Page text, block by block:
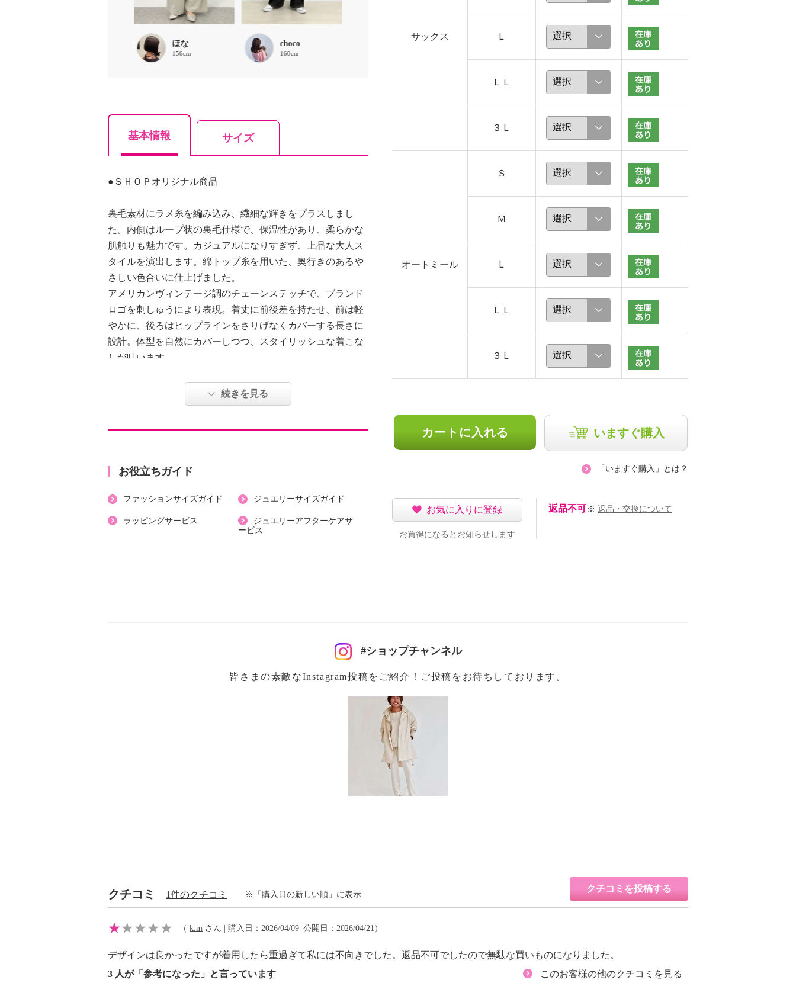
ほな
156cm
choco
160cm
福武アヤ 福武アヤ
基本情報 サイズ
●ＳＨＯＰオリジナル商品
裏毛素材にラメ糸を編み込み、繊細な輝きをプラスしまし
た。内側はループ状の裏毛仕様で、保温性があり、柔らかな
肌触りも魅力です。カジュアルになりすぎず、上品な大人ス
タイルを演出します。綿トップ糸を用いた、奥行きのあるや
さしい色合いに仕上げました。
アメリカンヴィンテージ調のチェーンステッチで、ブランド
ロゴを刺しゅうにより表現。着丈に前後差を持たせ、前は軽
やかに、後ろはヒップラインをさりげなくカバーする長さに
設計。体型を自然にカバーしつつ、スタイリッシュな着こな
しが叶います。
●普段と同じサイズをおすすめ
・ポケット：外側（前）１個
・本体：綿６７％、ポリエステル３２％、ポリウレタン１％
・リブ部分：綿５５％、ポリエステル４０％、ポリウレタン
・ドライクリーニング：石油系ドライクリーニング可
【メンテナンス（ケアラベル）】
続きを見る
お役立ちガイド
ファッションサイズガイド ジュエリーサイズガイド
ラッピングサービス
ジュエリーアフターケアサ
ービス
サックス Ｌ
ＬＬ
３Ｌ
オートミール
Ｓ
Ｍ
Ｌ
ＬＬ
３Ｌ
カートに入れる いますぐ購入
「いますぐ購入」とは？
お気に入りに登録
お買得になるとお知らせします
返品不可 ※ 返品・交換について
#ショップチャンネル
皆さまの素敵なInstagram投稿をご紹介！ご投稿をお待ちしております。
クチコミ 1件のクチコミ
クチコミを投稿する
※「購入日の新しい順」に表示
（ k.m さん | 購入日：2026/04/09| 公開日：2026/04/21）
デザインは良かったですが着用したら重過ぎて私には不向きでした。返品不可でしたので無駄な買いものになりました。
3 人が「参考になった」と言っています
このお客様の他のクチコミを見る